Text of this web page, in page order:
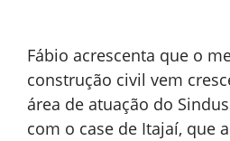
Fábio acrescenta que o
construção civil vem
área de atuação do
com o case de Itajaí, que